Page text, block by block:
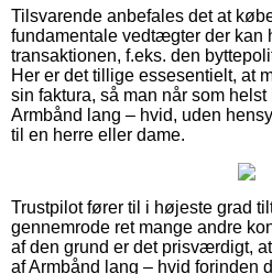
Tilsvarende anbefales det at
fundamentale vedtægter der kan
transaktionen, f.eks. den
Her er det tillige essesentielt, at
sin faktura, så man når som
Armbånd lang – hvid, uden
til en herre eller dame.
Trustpilot fører til i højeste grad
gennemrode ret mange andre
af den grund er det prisværdigt,
af Armbånd lang – hvid forinden